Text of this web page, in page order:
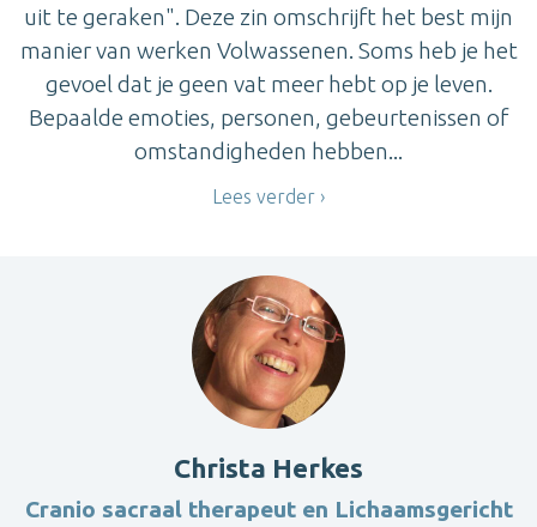
uit te geraken". Deze zin omschrijft het best mijn
manier van werken Volwassenen. Soms heb je het
gevoel dat je geen vat meer hebt op je leven.
Bepaalde emoties, personen, gebeurtenissen of
omstandigheden hebben...
Lees verder
Christa Herkes
Cranio sacraal therapeut en Lichaamsgericht